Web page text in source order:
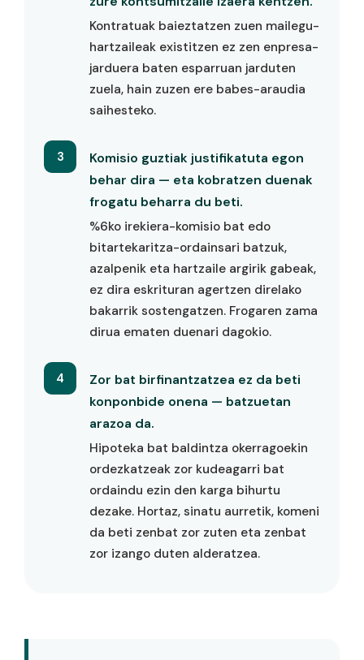
Kontratuak baieztatzen zuen mailegu-
hartzaileak existitzen ez zen enpresa-
jarduera baten esparruan jarduten
zuela, hain zuzen ere babes-araudia
saihesteko.
3
Komisio guztiak justifikatuta egon
behar dira — eta kobratzen duenak
frogatu beharra du beti.
%6ko irekiera-komisio bat edo
bitartekaritza-ordainsari batzuk,
azalpenik eta hartzaile argirik gabeak,
ez dira eskrituran agertzen direlako
bakarrik sostengatzen. Frogaren zama
dirua ematen duenari dagokio.
4
Zor bat birfinantzatzea ez da beti
konponbide onena — batzuetan
arazoa da.
Hipoteka bat baldintza okerragoekin
ordezkatzeak zor kudeagarri bat
ordaindu ezin den karga bihurtu
dezake. Hortaz, sinatu aurretik, komeni
da beti zenbat zor zuten eta zenbat
zor izango duten alderatzea.